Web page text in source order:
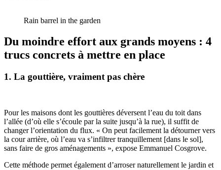
Rain barrel in the garden
Du moindre effort aux grands moyens : 4
trucs concrets à mettre en place
1. La gouttière, vraiment pas chère
Pour les maisons dont les gouttières déversent l’eau du toit dans
l’allée (d’où elle s’écoule par la suite jusqu’à la rue), il suffit de
changer l’orientation du flux. « On peut facilement la détourner vers
la cour arrière, où l’eau va s’infiltrer tranquillement [dans le sol],
sans faire de gros aménagements », expose Emmanuel Cosgrove.
Cette méthode permet également d’arroser naturellement le jardin et